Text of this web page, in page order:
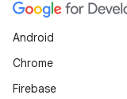
Android
Chrome
Firebase